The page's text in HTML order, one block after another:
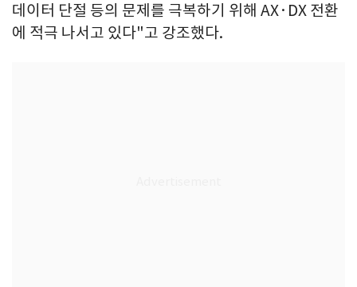
데이터 단절 등의 문제를 극복하기 위해 AX·DX 전환
에 적극 나서고 있다"고 강조했다.